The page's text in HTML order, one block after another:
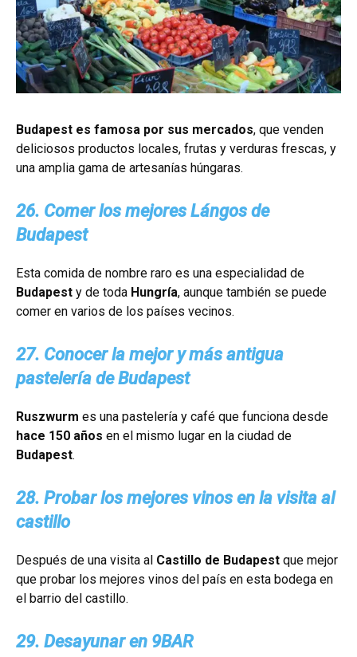
Budapest es famosa por sus mercados, que venden
deliciosos productos locales, frutas y verduras frescas, y
una amplia gama de artesanías húngaras.
26. Comer los mejores Lángos de
Budapest
Esta comida de nombre raro es una especialidad de
Budapest y de toda Hungría, aunque también se puede
comer en varios de los países vecinos.
27. Conocer la mejor y más antigua
pastelería de Budapest
Ruszwurm es una pastelería y café que funciona desde
hace 150 años en el mismo lugar en la ciudad de
Budapest.
28. Probar los mejores vinos en la visita al
castillo
Después de una visita al Castillo de Budapest que mejor
que probar los mejores vinos del país en esta bodega en
el barrio del castillo.
29. Desayunar en 9BAR